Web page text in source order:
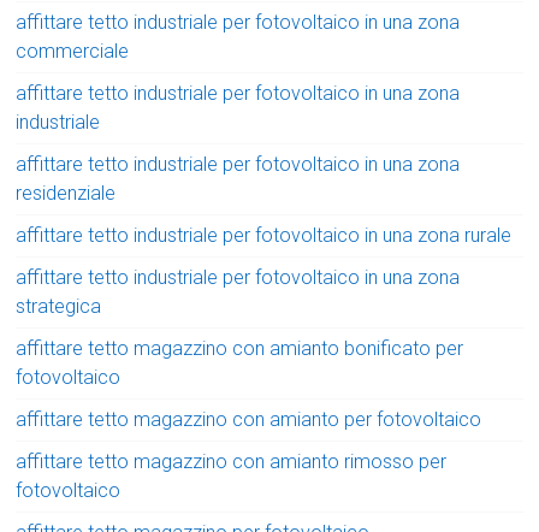
affittare tetto industriale per fotovoltaico in una zona
commerciale
affittare tetto industriale per fotovoltaico in una zona
industriale
affittare tetto industriale per fotovoltaico in una zona
residenziale
affittare tetto industriale per fotovoltaico in una zona rurale
affittare tetto industriale per fotovoltaico in una zona
strategica
affittare tetto magazzino con amianto bonificato per
fotovoltaico
affittare tetto magazzino con amianto per fotovoltaico
affittare tetto magazzino con amianto rimosso per
fotovoltaico